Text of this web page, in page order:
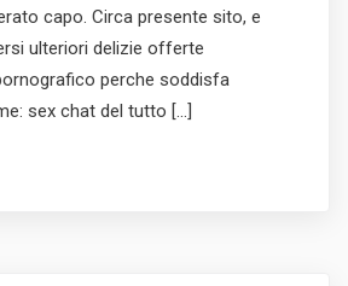
capo. Circa presente sito, e
ulteriori delizie offerte
perche soddisfa
sex chat del tutto […]